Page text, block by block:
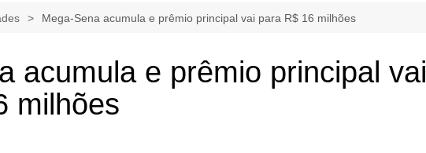
Mega-Sena acumula e prêmio principal vai para R$ 16 milhões
acumula e prêmio principal vai
milhões